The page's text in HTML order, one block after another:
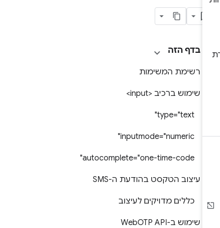
בדף הזה
רשימת המשימות
שימוש ברכיב <input>
type="text"
inputmode="numeric"
autocomplete="one-time-code"
עיצוב הטקסט בהודעת ה-SMS
כללים מדויקים לעיצוב
שימוש ב-WebOTP API